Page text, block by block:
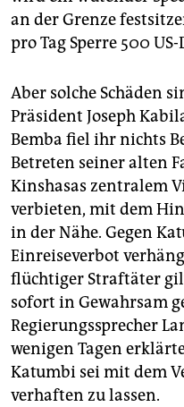
an der Grenze
pro Tag Sperre 500
Aber solche Schäden
Präsident Joseph
Bemba fiel ihr nichts
Betreten seiner alten
Kinshasas zentralem
verbieten, mit dem
in der Nähe. Gegen
Einreiseverbot
flüchtiger Straftäter
sofort in Gewahrsam
Regierungssprecher
wenigen Tagen
Katumbi sei mit dem
verhaften zu lassen.